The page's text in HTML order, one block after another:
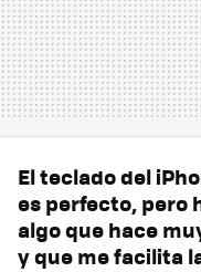
El teclado del
es perfecto, pero
algo que hace
y que me facilita